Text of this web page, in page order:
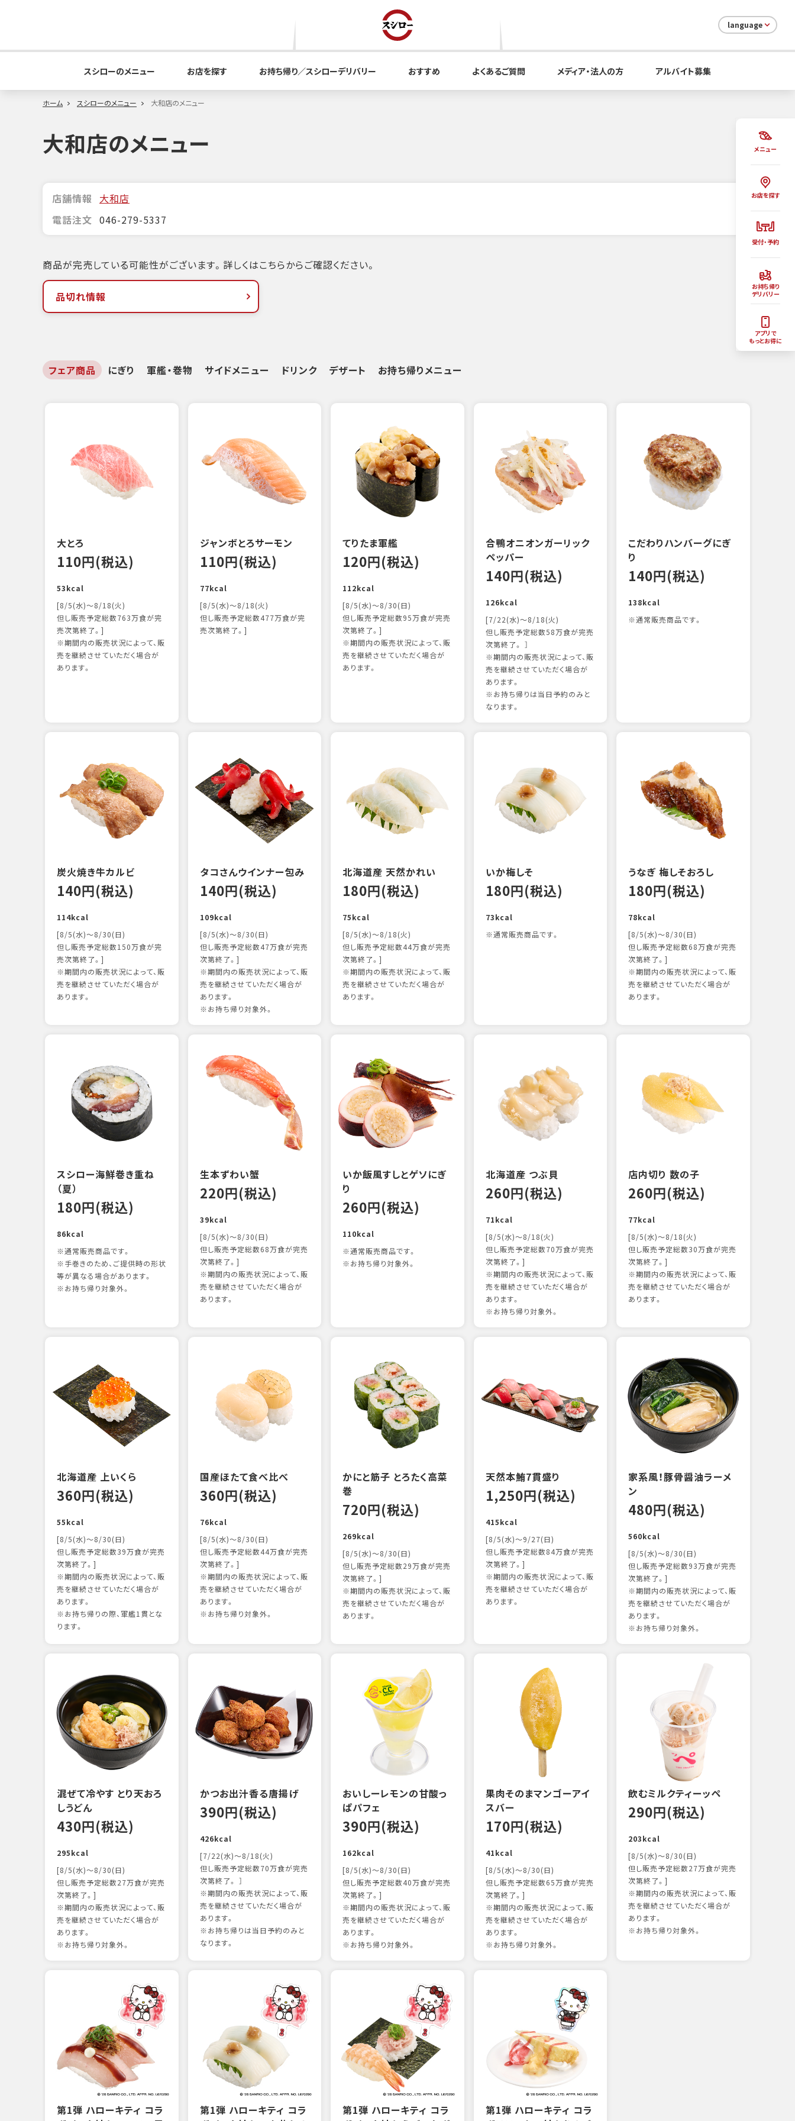
メニュー
お店を探す
受付・予約
お持ち帰り
デリバリー
アプリで
もっとお得に
language
スシローのメニュー お店を探す お持ち帰り／スシローデリバリー おすすめ よくあるご質問 メディア・法人の方 アルバイト募集
ホーム スシローのメニュー 大和店のメニュー
大和店のメニュー
店舗情報 大和店
電話注文 046-279-5337
商品が完売している可能性がございます。詳しくはこちらからご確認ください。
品切れ情報
フェア商品 にぎり 軍艦・巻物 サイドメニュー ドリンク デザート お持ち帰りメニュー
大とろ
110円(税込)
53kcal
[8/5(水)～8/18(火)
但し販売予定総数763万食が完
売次第終了。]
※期間内の販売状況によって、販
売を継続させていただく場合が
あります。
ジャンボとろサーモン
110円(税込)
77kcal
[8/5(水)～8/18(火)
但し販売予定総数477万食が完
売次第終了。]
てりたま軍艦
120円(税込)
112kcal
[8/5(水)～8/30(日)
但し販売予定総数95万食が完売
次第終了。]
※期間内の販売状況によって、販
売を継続させていただく場合が
あります。
合鴨オニオンガーリック
ペッパー
140円(税込)
126kcal
[7/22(水)～8/18(火)
但し販売予定総数58万食が完売
次第終了。 ］
※期間内の販売状況によって、販
売を継続させていただく場合が
あります。
※お持ち帰りは当日予約のみと
なります。
こだわりハンバーグにぎ
り
140円(税込)
138kcal
※通常販売商品です。
炭火焼き牛カルビ
140円(税込)
114kcal
[8/5(水)～8/30(日)
但し販売予定総数150万食が完
売次第終了。]
※期間内の販売状況によって、販
売を継続させていただく場合が
あります。
タコさんウインナー包み
140円(税込)
109kcal
[8/5(水)～8/30(日)
但し販売予定総数47万食が完売
次第終了。]
※期間内の販売状況によって、販
売を継続させていただく場合が
あります。
※お持ち帰り対象外。
北海道産 天然かれい
180円(税込)
75kcal
[8/5(水)～8/18(火)
但し販売予定総数44万食が完売
次第終了。]
※期間内の販売状況によって、販
売を継続させていただく場合が
あります。
いか梅しそ
180円(税込)
73kcal
※通常販売商品です。
うなぎ 梅しそおろし
180円(税込)
78kcal
[8/5(水)～8/30(日)
但し販売予定総数68万食が完売
次第終了。]
※期間内の販売状況によって、販
売を継続させていただく場合が
あります。
スシロー海鮮巻き重ね
（夏）
180円(税込)
86kcal
※通常販売商品です。
※手巻きのため、ご提供時の形状
等が異なる場合があります。
※お持ち帰り対象外。
生本ずわい蟹
220円(税込)
39kcal
[8/5(水)～8/30(日)
但し販売予定総数68万食が完売
次第終了。]
※期間内の販売状況によって、販
売を継続させていただく場合が
あります。
いか飯風すしとゲソにぎ
り
260円(税込)
110kcal
※通常販売商品です。
※お持ち帰り対象外。
北海道産 つぶ貝
260円(税込)
71kcal
[8/5(水)～8/18(火)
但し販売予定総数70万食が完売
次第終了。]
※期間内の販売状況によって、販
売を継続させていただく場合が
あります。
※お持ち帰り対象外。
店内切り 数の子
260円(税込)
77kcal
[8/5(水)～8/18(火)
但し販売予定総数30万食が完売
次第終了。]
※期間内の販売状況によって、販
売を継続させていただく場合が
あります。
北海道産 上いくら
360円(税込)
55kcal
[8/5(水)～8/30(日)
但し販売予定総数39万食が完売
次第終了。]
※期間内の販売状況によって、販
売を継続させていただく場合が
あります。
※お持ち帰りの際、軍艦1貫とな
ります。
国産ほたて食べ比べ
360円(税込)
76kcal
[8/5(水)～8/30(日)
但し販売予定総数44万食が完売
次第終了。]
※期間内の販売状況によって、販
売を継続させていただく場合が
あります。
※お持ち帰り対象外。
かにと筋子 とろたく高菜
巻
720円(税込)
269kcal
[8/5(水)～8/30(日)
但し販売予定総数29万食が完売
次第終了。]
※期間内の販売状況によって、販
売を継続させていただく場合が
あります。
天然本鮪7貫盛り
1,250円(税込)
415kcal
[8/5(水)～9/27(日)
但し販売予定総数84万食が完売
次第終了。]
※期間内の販売状況によって、販
売を継続させていただく場合が
あります。
家系風！豚骨醤油ラーメ
ン
480円(税込)
560kcal
[8/5(水)～8/30(日)
但し販売予定総数93万食が完売
次第終了。]
※期間内の販売状況によって、販
売を継続させていただく場合が
あります。
※お持ち帰り対象外。
混ぜて冷やす とり天おろ
しうどん
430円(税込)
295kcal
[8/5(水)～8/30(日)
但し販売予定総数27万食が完売
次第終了。]
※期間内の販売状況によって、販
売を継続させていただく場合が
あります。
※お持ち帰り対象外。
かつお出汁香る唐揚げ
390円(税込)
426kcal
[7/22(水)～8/18(火)
但し販売予定総数70万食が完売
次第終了。 ］
※期間内の販売状況によって、販
売を継続させていただく場合が
あります。
※お持ち帰りは当日予約のみと
なります。
おいしーレモンの甘酸っ
ぱパフェ
390円(税込)
162kcal
[8/5(水)～8/30(日)
但し販売予定総数40万食が完売
次第終了。]
※期間内の販売状況によって、販
売を継続させていただく場合が
あります。
※お持ち帰り対象外。
果肉そのまマンゴーアイ
スバー
170円(税込)
41kcal
[8/5(水)～8/30(日)
但し販売予定総数65万食が完売
次第終了。]
※期間内の販売状況によって、販
売を継続させていただく場合が
あります。
※お持ち帰り対象外。
飲むミルクティーッペ
290円(税込)
203kcal
[8/5(水)～8/30(日)
但し販売予定総数27万食が完売
次第終了。]
※期間内の販売状況によって、販
売を継続させていただく場合が
あります。
※お持ち帰り対象外。
第1弾 ハローキティ コラ
第1弾 ハローキティ コラ
第1弾 ハローキティ コラ
第1弾 ハローキティ コラ